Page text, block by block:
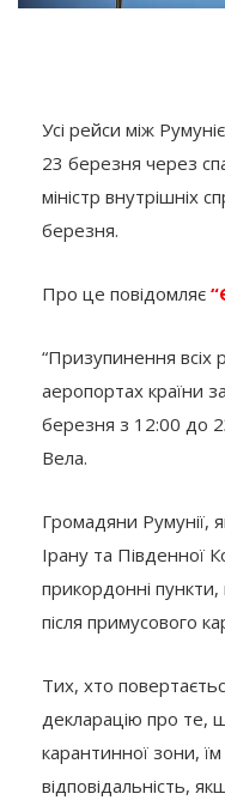
Усі рейси між
23 березня через
міністр внутрішніх
березня.
Про це повідомляє
“Призупинення всіх
аеропортах країни
березня з 12:00 до
Вела.
Громадяни Румунії,
Ірану та Південної
прикордонні
після примусового
Тих, хто
декларацію про те,
карантинної зони,
відповідальність,